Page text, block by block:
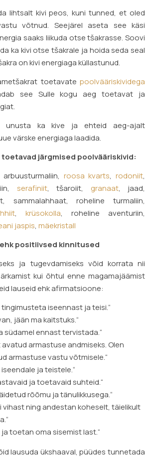
lihtsalt kivi peos, kuni tunned, et oled
võtnud. Seejärel aseta see käsi
saaks liikuda otse tšakrasse. Soovi
ka kivi otse tšakrale ja hoida seda seal
on kivi energiaga küllastunud.
toetavate poolvääriskividega
see Sulle kogu aeg toetavat ja
unusta ka kive ja ehteid aeg-ajalt
värske energiaga laadida.
järgmised poolvääriskivid:
arbuusturmaliin, roosa kvarts,rodoniit,
serafiniit, tšaroiit, granaat, jaad,
sammalahhaat, roheline turmaliin,
, krüsokolla, roheline aventuriin,
jaspis, mäekristall
positiivsed kinnitused
ja tugevdamiseks võid korrata nii
kui õhtul enne magamajäämist
lauseid ehk afirmatsioone:
tingimusteta iseennast ja teisi.“
jään ma kaitstuks.“
südamel ennast tervistada.“
avatud armastuse andmiseks. Olen
armastuse vastu võtmisele.“
ja teistele.“
ja toetavaid suhteid.“
rõõmu ja tänulikkusega.“
vihast ning andestan koheselt, täielikult
toetan oma sisemist last.“
lausuda ükshaaval, püüdes tunnetada